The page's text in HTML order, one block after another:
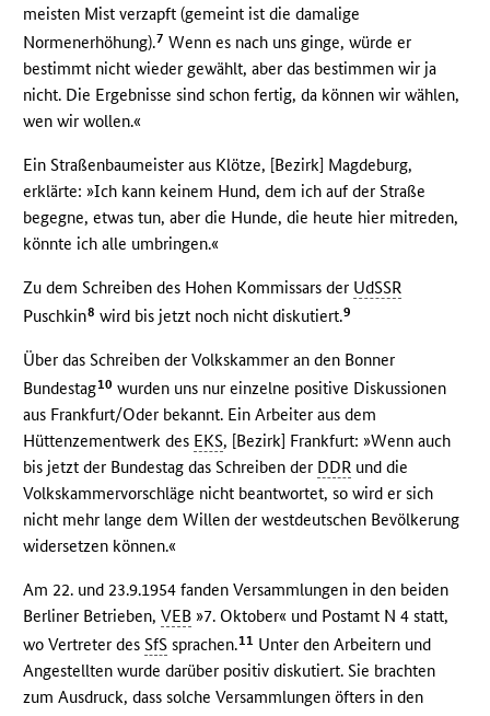
meisten Mist verzapft (gemeint ist die damalige
Normenerhöhung).7 Wenn es nach uns ginge, würde er
bestimmt nicht wieder gewählt, aber das bestimmen wir ja
nicht. Die Ergebnisse sind schon fertig, da können wir wählen,
wen wir wollen.«
Ein Straßenbaumeister aus Klötze, [Bezirk] Magdeburg,
erklärte: »Ich kann keinem Hund, dem ich auf der Straße
begegne, etwas tun, aber die Hunde, die heute hier mitreden,
könnte ich alle umbringen.«
Zu dem Schreiben des Hohen Kommissars der UdSSR
Puschkin8 wird bis jetzt noch nicht diskutiert.9
Über das Schreiben der Volkskammer an den Bonner
Bundestag10 wurden uns nur einzelne positive Diskussionen
aus Frankfurt/Oder bekannt. Ein Arbeiter aus dem
Hüttenzementwerk des EKS, [Bezirk] Frankfurt: »Wenn auch
bis jetzt der Bundestag das Schreiben der DDR und die
Volkskammervorschläge nicht beantwortet, so wird er sich
nicht mehr lange dem Willen der westdeutschen Bevölkerung
widersetzen können.«
Am 22. und 23.9.1954 fanden Versammlungen in den beiden
Berliner Betrieben,VEB »7. Oktober« und Postamt N 4 statt,
wo Vertreter desSfS sprachen.11 Unter den Arbeitern und
Angestellten wurde darüber positiv diskutiert. Sie brachten
zum Ausdruck, dass solche Versammlungen öfters in den